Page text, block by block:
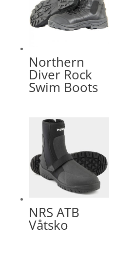
Northern
Diver Rock
Swim Boots
NRS ATB
Våtsko